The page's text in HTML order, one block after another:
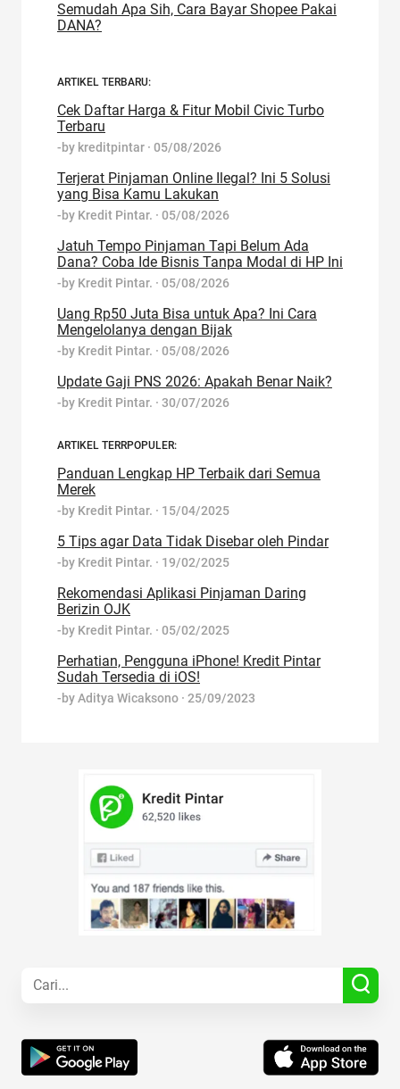
Semudah Apa Sih, Cara Bayar Shopee Pakai
DANA?
ARTIKEL TERBARU:
Cek Daftar Harga & Fitur Mobil Civic Turbo
Terbaru
-by kreditpintar · 05/08/2026
Terjerat Pinjaman Online Ilegal? Ini 5 Solusi
yang Bisa Kamu Lakukan
-by Kredit Pintar. · 05/08/2026
Jatuh Tempo Pinjaman Tapi Belum Ada
Dana? Coba Ide Bisnis Tanpa Modal di HP Ini
-by Kredit Pintar. · 05/08/2026
Uang Rp50 Juta Bisa untuk Apa? Ini Cara
Mengelolanya dengan Bijak
-by Kredit Pintar. · 05/08/2026
Update Gaji PNS 2026: Apakah Benar Naik?
-by Kredit Pintar. · 30/07/2026
ARTIKEL TERRPOPULER:
Panduan Lengkap HP Terbaik dari Semua
Merek
-by Kredit Pintar. · 15/04/2025
5 Tips agar Data Tidak Disebar oleh Pindar
-by Kredit Pintar. · 19/02/2025
Rekomendasi Aplikasi Pinjaman Daring
Berizin OJK
-by Kredit Pintar. · 05/02/2025
Perhatian, Pengguna iPhone! Kredit Pintar
Sudah Tersedia di iOS!
-byAditya Wicaksono · 25/09/2023